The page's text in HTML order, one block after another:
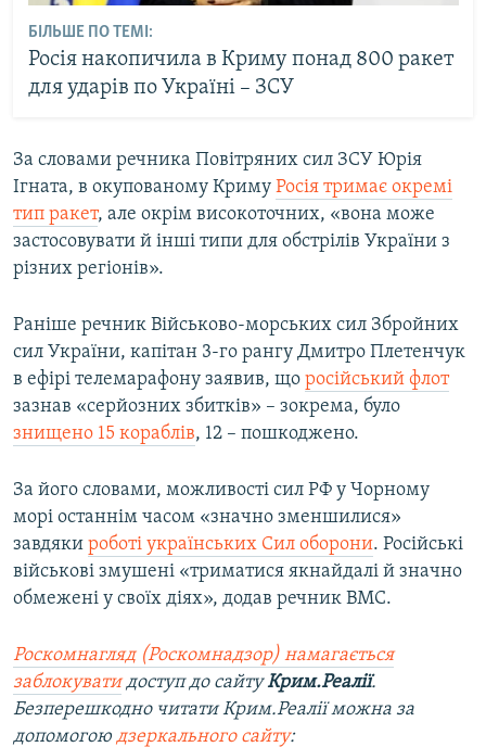
БІЛЬШЕ ПО ТЕМІ:
Росія накопичила в Криму понад 800 ракет
для ударів по Україні – ЗСУ
За словами речника Повітряних сил ЗСУ Юрія
Ігната, в окупованому Криму Росія тримає окремі
тип ракет, але окрім високоточних, «вона може
застосовувати й інші типи для обстрілів України з
різних регіонів».
Раніше речник Військово-морських сил Збройних
сил України, капітан 3-го рангу Дмитро Плетенчук
в ефірі телемарафону заявив, що російський флот
зазнав «серйозних збитків» – зокрема, було
знищено 15 кораблів, 12 – пошкоджено.
За його словами, можливості сил РФ у Чорному
морі останнім часом «значно зменшилися»
завдяки роботі українських Сил оборони. Російські
військові змушені «триматися якнайдалі й значно
обмежені у своїх діях», додав речник ВМС.
Роскомнагляд (Роскомнадзор) намагається
заблокуватидоступ до сайтуКрим.Реалії.
Безперешкодно читати Крим.Реалії можна за
допомогою дзеркального сайту: